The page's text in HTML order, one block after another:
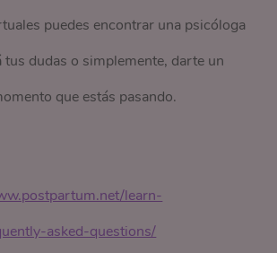
puedes encontrar una psicóloga
tus dudas o simplemente, darte un
que estás pasando.
learn-
asked-questions/